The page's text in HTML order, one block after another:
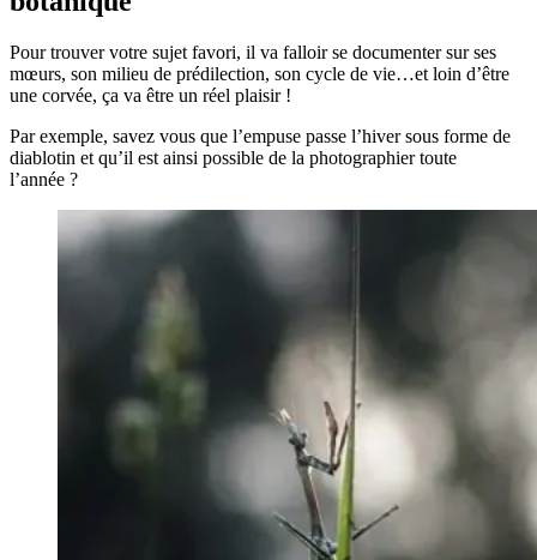
Pour trouver votre sujet favori, il va falloir se documenter sur ses
mœurs, son milieu de prédilection, son cycle de vie…et loin d’être
une corvée, ça va être un réel plaisir !
Par exemple, savez vous que l’empuse passe l’hiver sous forme de
diablotin et qu’il est ainsi possible de la photographier toute
l’année ?